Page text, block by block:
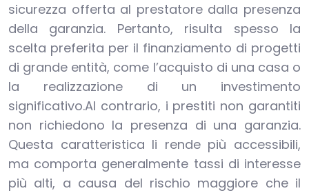
sicurezza offerta al prestatore dalla presenza
della garanzia. Pertanto, risulta spesso la
scelta preferita per il finanziamento di progetti
di grande entità, come l’acquisto di una casa o
la realizzazione di un investimento
significativo.Al contrario, i prestiti non garantiti
non richiedono la presenza di una garanzia.
Questa caratteristica li rende più accessibili,
ma comporta generalmente tassi di interesse
più alti, a causa del rischio maggiore che il